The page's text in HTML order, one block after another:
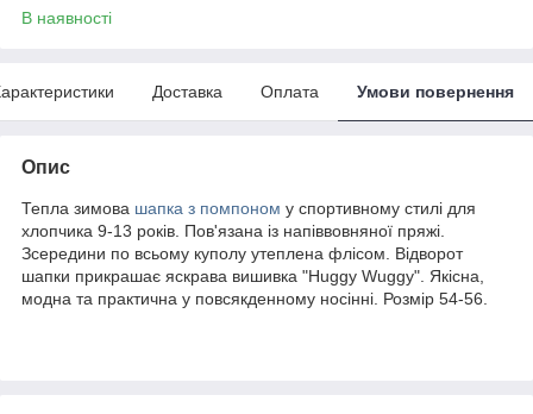
В наявності
Доставка Оплата Умови повернення
Опис
Тепла зимова шапка з помпоном у спортивному стилі для
хлопчика 9-13 років. Пов'язана із напіввовняної пряжі.
Зсередини по всьому куполу утеплена флісом. Відворот
шапки прикрашає яскрава вишивка "Huggy Wuggy". Якісна,
модна та практична у повсякденному носінні. Розмір 54-56.